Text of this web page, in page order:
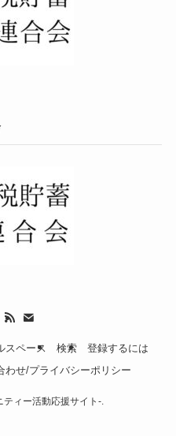
スペース 検索
登録するには
わせ/プライバシーポリシー
ィー活動応援サイト-.